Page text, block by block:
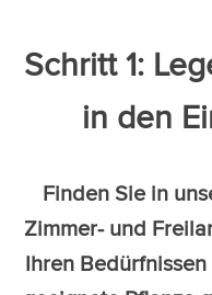
Schritt 1:
in den
Finden Sie in
Zimmer- und
Ihren